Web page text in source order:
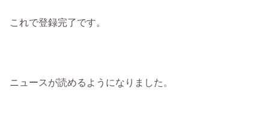
これで登録完了です。
ニュースが読めるようになりました。